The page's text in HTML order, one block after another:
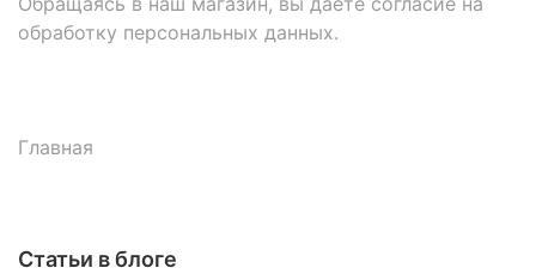
обработку персональных данных.
Главная
Статьи в блоге